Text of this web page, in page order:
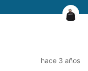
hace 3 años